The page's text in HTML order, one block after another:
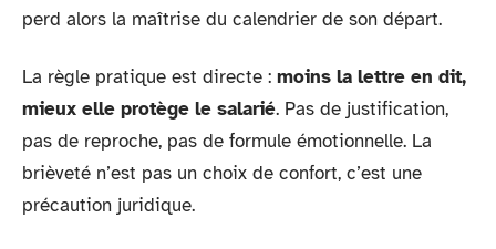
perd alors la maîtrise du calendrier de son départ.
La règle pratique est directe : moins la lettre en dit,
mieux elle protège le salarié. Pas de justification,
pas de reproche, pas de formule émotionnelle. La
brièveté n’est pas un choix de confort, c’est une
précaution juridique.